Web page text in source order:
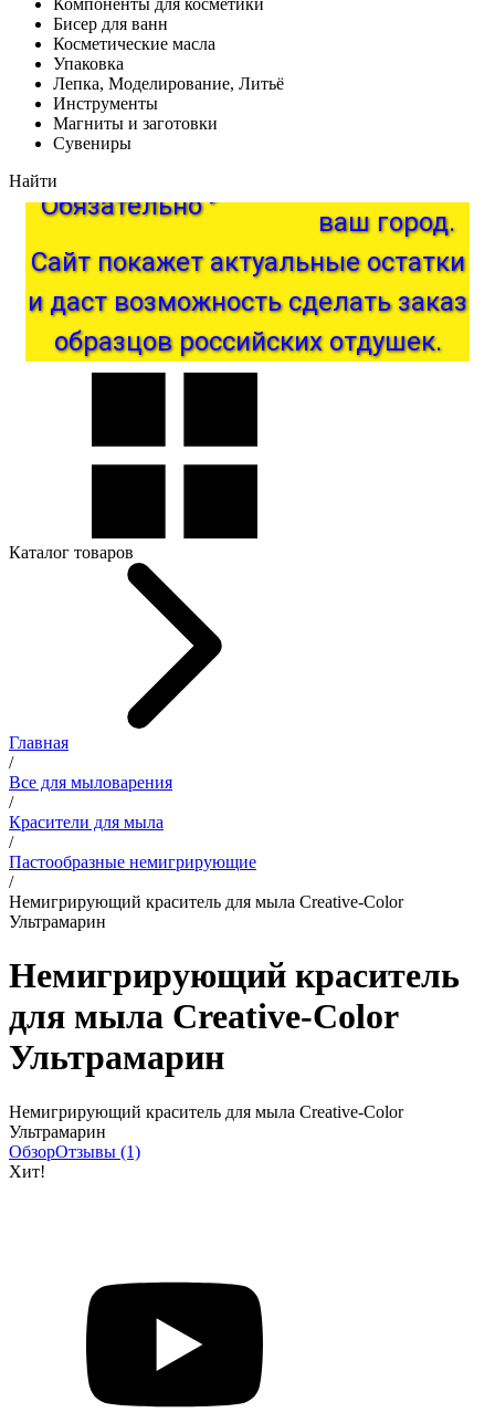
Компоненты для косметики
Бисер для ванн
Косметические масла
Упаковка
Лепка, Моделирование, Литьё
Инструменты
Магниты и заготовки
Сувениры
Найти
Обязательно ваш город.
Сайт
актуальные остатки
и даст возможность сделать заказ
образцов российских отдушек.
Каталог товаров
Главная
/
Все для мыловарения
/
Красители для мыла
/
Пастообразные немигрирующие
/
Немигрирующий краситель для мыла Creative-Color
Ультрамарин
Немигрирующий краситель
для мыла Creative-Color
Ультрамарин
Немигрирующий краситель для мыла Creative-Color
Ультрамарин
ОбзорОтзывы (1)
Хит!